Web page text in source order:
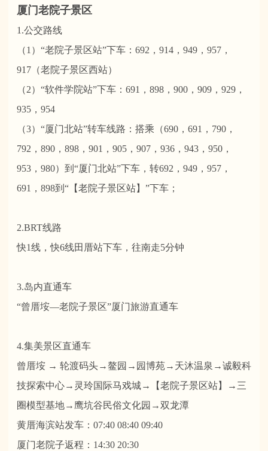
厦门老院子景区
1.公交路线
（1）“老院子景区站”下车：692，914，949，957，
917（老院子景区西站）
（2）“软件学院站”下车：691，898，900，909，929，
935，954
（3）“厦门北站”转车线路：搭乘（690，691，790，
792，890，898，901，905，907，936，943，950，
953，980）到“厦门北站”下车，转692，949，957，
691，898到“【老院子景区站】”下车；
2.BRT线路
快1线，快6线田厝站下车，往南走5分钟
3.岛内直通车
“曾厝垵—老院子景区”厦门旅游直通车
4.集美景区直通车
曾厝垵 → 轮渡码头→鳌园→园博苑→天沐温泉→诚毅科
技探索中心→灵玲国际马戏城→【老院子景区站】→三
圈模型基地→鹰坑谷民俗文化园→双龙潭
黄厝海滨站发车：07:40 08:40 09:40
厦门老院子返程：14:30 20:30